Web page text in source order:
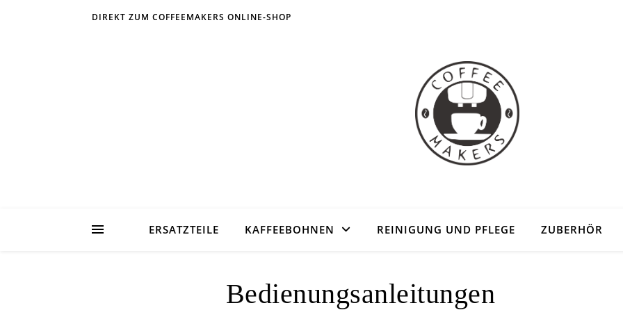
DIREKT ZUM COFFEEMAKERS ONLINE-SHOP
ERSATZTEILE KAFFEEBOHNEN REINIGUNG UND PFLEGE ZUBERHÖR
Bedienungsanleitungen